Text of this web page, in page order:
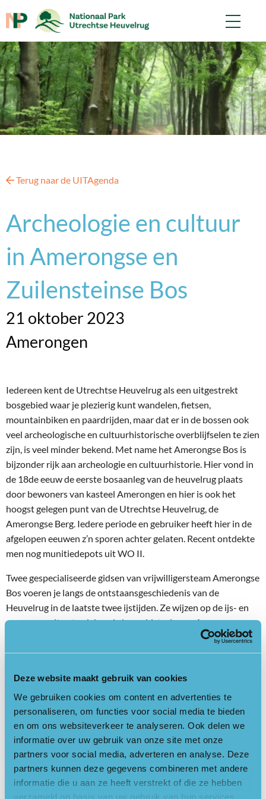
Deze website maakt gebruik van cookies
We gebruiken cookies om content en advertenties te
personaliseren, om functies voor social media te bieden
en om ons websiteverkeer te analyseren. Ook delen we
informatie over uw gebruik van onze site met onze
partners voor social media, adverteren en analyse. Deze
partners kunnen deze gegevens combineren met andere
informatie die u aan ze heeft verstrekt of die ze hebben
verzameld op basis van uw gebruik van hun services.
Terug naar de UITAgenda
Archeologie en cultuur
in Amerongse en
Zuilensteinse Bos
21 oktober 2023
Amerongen
Iedereen kent de Utrechtse Heuvelrug als een uitgestrekt
bosgebied waar je plezierig kunt wandelen, fietsen,
mountainbiken en paardrijden, maar dat er in de bossen ook
veel archeologische en cultuurhistorische overblijfselen te zien
zijn, is veel minder bekend. Met name het Amerongse Bos is
bijzonder rijk aan archeologie en cultuurhistorie. Hier vond in
de 18de eeuw de eerste bosaanleg van de heuvelrug plaats
door bewoners van kasteel Amerongen en hier is ook het
hoogst gelegen punt van de Utrechtse Heuvelrug, de
Amerongse Berg. Iedere periode en gebruiker heeft hier in de
afgelopen eeuwen z’n sporen achter gelaten. Recent ontdekte
men nog munitiedepots uit WO II.
Twee gespecialiseerde gidsen van vrijwilligersteam Amerongse
Bos voeren je langs de ontstaansgeschiedenis van de
Heuvelrug in de laatste twee ijstijden. Ze wijzen op de ijs- en
sneeuwsmeltwaterdalen, de lange historie van Amerongen en
de betekenis van de kasteelbewoners voor het dorp en het
Amerongse Bos. Ook de historische paden over de heuvelrug,
de vroegere tabaksteelt komen aan bod.
Je bezoekt ook het terrein in het Zuilensteinse Bos met de
recente nieuw ontdekte raatakkers (Celtic Fields) van 1200 v.
Chr! Je ziet grafheuvels van zo’n 5000 jaar oud,
schaapsdriften, historische boswallen, karrensporen uit de
late middeleeuwen, grindgaten, eiken- en beukenhakhout.
Datum en tijd